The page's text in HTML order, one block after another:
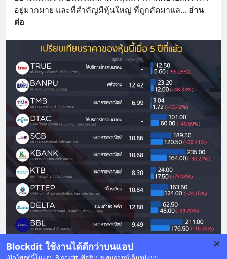
Blockdit ใช้งานได้ดีกว่าบนแอป
อยู่มากมาย และที่สำคัญมีหุ้นใหญ่ ที่ถูกคัดมาแล... อ่าน
ต่อ